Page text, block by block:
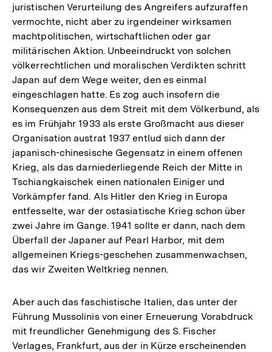
juristischen Verurteilung des Angreifers aufzuraffen
vermochte, nicht aber zu irgendeiner wirksamen
machtpolitischen, wirtschaftlichen oder gar
militärischen Aktion. Unbeeindruckt von solchen
völkerrechtlichen und moralischen Verdikten schritt
Japan auf dem Wege weiter, den es einmal
eingeschlagen hatte. Es zog auch insofern die
Konsequenzen aus dem Streit mit dem Völkerbund, als
es im Frühjahr 1933 als erste Großmacht aus dieser
Organisation austrat 1937 entlud sich dann der
japanisch-chinesische Gegensatz in einem offenen
Krieg, als das darniederliegende Reich der Mitte in
Tschiangkaischek einen nationalen Einiger und
Vorkämpfer fand. Als Hitler den Krieg in Europa
entfesselte, war der ostasiatische Krieg schon über
zwei Jahre im Gange. 1941 sollte er dann, nach dem
Überfall der Japaner auf Pearl Harbor, mit dem
allgemeinen Kriegs-geschehen zusammenwachsen,
das wir Zweiten Weltkrieg nennen.
Aber auch das faschistische Italien, das unter der
Führung Mussolinis von einer Erneuerung Vorabdruck
mit freundlicher Genehmigung des S. Fischer
Verlages, Frankfurt, aus der in Kürze erscheinenden